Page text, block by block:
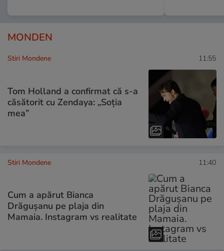
MONDEN
Stiri Mondene 11:55
Tom Holland a confirmat că s-a
căsătorit cu Zendaya: „Soția
mea”
Stiri Mondene 11:40
Cum a apărut Bianca
Drăgușanu pe plaja din
Mamaia. Instagram vs realitate